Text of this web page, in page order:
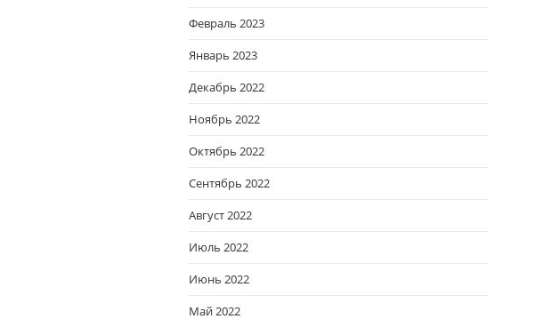
Февраль 2023
Январь 2023
Декабрь 2022
Ноябрь 2022
Октябрь 2022
Сентябрь 2022
Август 2022
Июль 2022
Июнь 2022
Май 2022